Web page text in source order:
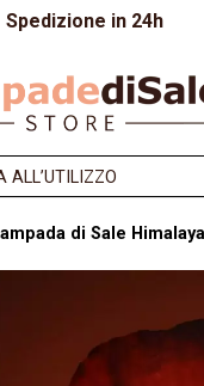
Spedizione in 24h
ALL’UTILIZZO
di Sale